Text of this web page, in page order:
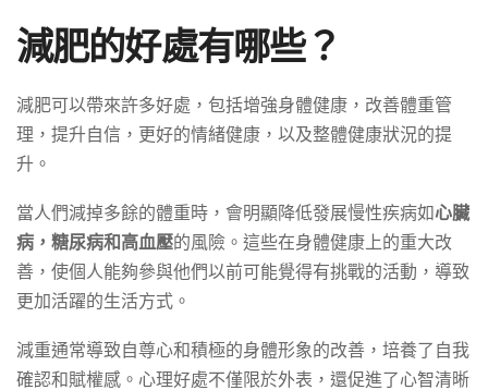
減肥的好處有哪些？
減肥可以帶來許多好處，包括增強身體健康，改善體重管
理，提升自信，更好的情緒健康，以及整體健康狀況的提
升。
當人們減掉多餘的體重時，會明顯降低發展慢性疾病如心臟
病，糖尿病和高血壓的風險。這些在身體健康上的重大改
善，使個人能夠參與他們以前可能覺得有挑戰的活動，導致
更加活躍的生活方式。
減重通常導致自尊心和積極的身體形象的改善，培養了自我
確認和賦權感。心理好處不僅限於外表，還促進了心智清晰